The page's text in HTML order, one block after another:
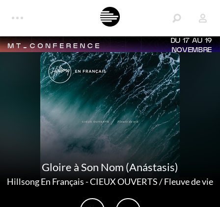
DU 17 AU 19
NOVEMBRE
Gloire à Son Nom (Anástasis)
Hillsong En Français-CIEUX OUVERTS / Fleuve de vie